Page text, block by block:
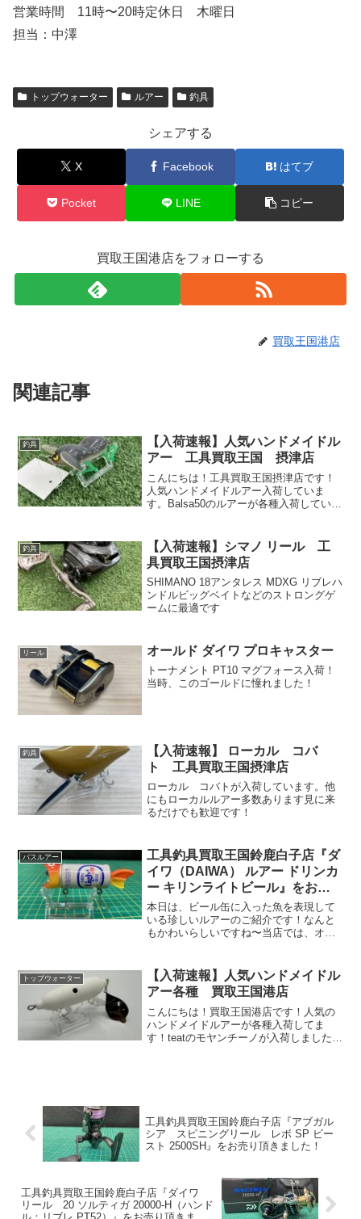
営業時間 11時〜20時定休日 木曜日
担当：中澤
トップウォーター ルアー 釣具
シェアする
X Facebook はてブ
Pocket LINE コピー
買取王国港店をフォローする
買取王国港店
関連記事
釣具
【入荷速報】人気ハンドメイドル
アー 工具買取王国 摂津店
こんにちは！工具買取王国摂津店です！
人気ハンドメイドルアー入荷していま
す。Balsa50のルアーが各種入荷していま
釣具
【入荷速報】シマノ リール 工
具買取王国摂津店
SHIMANO 18アンタレス MDXG リブレハ
ンドルビッグベイトなどのストロングゲ
ームに最適です
リール オールド ダイワ プロキャスター
トーナメント PT10 マグフォース入荷！
当時、このゴールドに憧れました！
釣具
【入荷速報】 ローカル コバ
ト 工具買取王国摂津店
ローカル コバトが入荷しています。他
にもローカルルアー多数あります見に来
るだけでも歓迎です！
バスルアー
工具釣具買取王国鈴鹿白子店『ダ
イワ（DAIWA） ルアー ドリンカ
ー キリンライトビール』をお売
り頂きました！
本日は、ビール缶に入った魚を表現して
いる珍しいルアーのご紹介です！なんと
もかわいらしいですね〜当店では、オー
買取王国鈴鹿白子店へご来店ください！
釣具の整理、ご売却、断捨...
トップウォーター
【入荷速報】人気ハンドメイドル
アー各種 買取王国港店
こんにちは！買取王国港店です！人気の
ハンドメイドルアーが各種入荷してま
す！teatのモヤンチーノが入荷しました！
工具釣具買取王国鈴鹿白子店『アブガル
シア スピニングリール レボ SP ビー
スト 2500SH』をお売り頂きました！
工具釣具買取王国鈴鹿白子店『ダイワ
リール 20 ソルティガ 20000-H（ハンド